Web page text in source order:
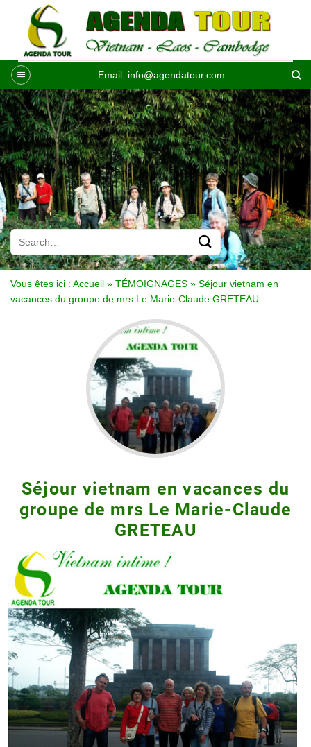
contenu
Email: info@agendatour.com
Vous êtes ici : Accueil » TÉMOIGNAGES » Séjour vietnam en
vacances du groupe de mrs Le Marie-Claude GRETEAU
Séjour vietnam en vacances du
groupe de mrs Le Marie-Claude
GRETEAU